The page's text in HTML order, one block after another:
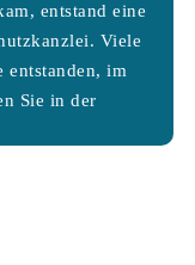
entstand eine
Viele
entstanden, im
Sie in der